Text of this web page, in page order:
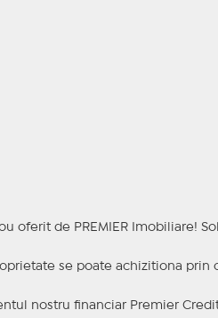
oferit de PREMIER Imobiliare!
se poate achizitiona prin
nostru financiar Premier